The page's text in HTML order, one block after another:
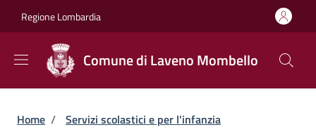
Regione Lombardia
Comune di Laveno Mombello
Briciole di pane
Home / Servizi scolastici e per l'infanzia